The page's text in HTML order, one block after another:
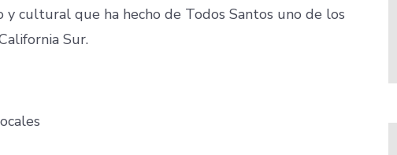
cultural que ha hecho de Todos Santos uno de los
Sur.